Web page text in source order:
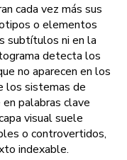
cada vez más sus
o elementos
subtítulos ni en la
detecta los
no aparecen en los
los sistemas de
palabras clave
visual suele
o controvertidos,
indexable.